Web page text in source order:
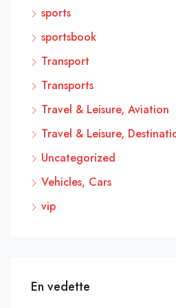
sports
sportsbook
Transport
Transports
Travel & Leisure, Aviation
Travel & Leisure,
Uncategorized
Vehicles, Cars
vip
En vedette